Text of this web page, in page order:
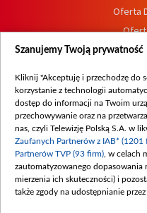
Oferta
Procedura
Szanujemy Twoją prywatność
Kliknij "Akceptuję i przechodzę do
korzystanie z technologii
dostęp do informacji na Twoim
przechowywanie oraz na
nas, czyli Telewizję Polską S.A. w
Zaufanych Partnerów z IAB* (1201
Partnerów TVP (93 firm) , w celach
zautomatyzowanego dopasowania
mierzenia ich skuteczności) i
także zgody na udostępnianie